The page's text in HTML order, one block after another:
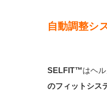
自動調整シ
SELFIT™️はヘ
のフィットシス